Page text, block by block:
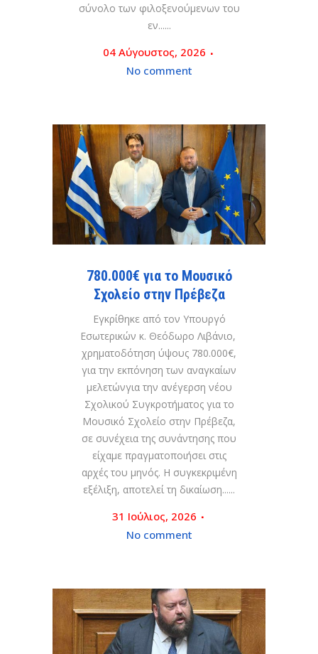
σύνολο των φιλοξενούμενων του
εν......
04 Αύγουστος, 2026
No comment
780.000€ για το Μουσικό
Σχολείο στην Πρέβεζα
Εγκρίθηκε από τον Υπουργό
Εσωτερικών κ. Θεόδωρο Λιβάνιο,
χρηματοδότηση ύψους 780.000€,
για την εκπόνηση των αναγκαίων
μελετώνγια την ανέγερση νέου
Σχολικού Συγκροτήματος για το
Μουσικό Σχολείο στην Πρέβεζα,
σε συνέχεια της συνάντησης που
είχαμε πραγματοποιήσει στις
αρχές του μηνός. Η συγκεκριμένη
εξέλιξη, αποτελεί τη δικαίωση......
31 Ιούλιος, 2026
No comment